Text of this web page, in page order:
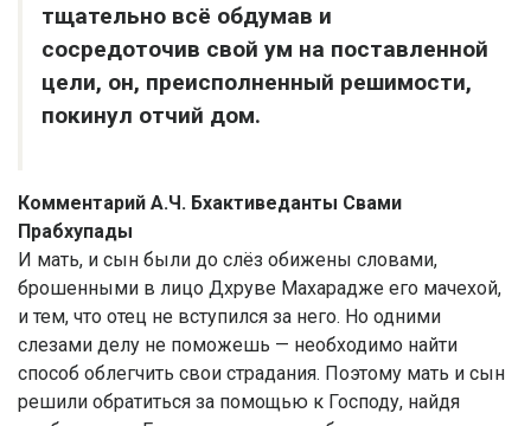
тщательно всё обдумав и
сосредоточив свой ум на поставленной
цели, он, преисполненный решимости,
покинул отчий дом.
Комментарий А.Ч. Бхактиведанты Свами
Прабхупады
И мать, и сын были до слёз обижены словами,
брошенными в лицо Дхруве Махарадже его мачехой,
и тем, что отец не вступился за него. Но одними
слезами делу не поможешь — необходимо найти
способ облегчить свои страдания. Поэтому мать и сын
решили обратиться за помощью к Господу, найдя